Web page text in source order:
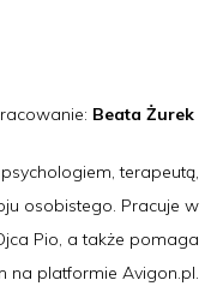
Beata Żurek
terapeutą,
osobistego. Pracuje w
Pio, a także pomaga
na platformie Avigon.pl.